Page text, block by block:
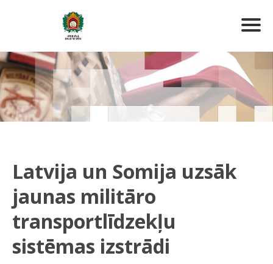
Latvija un Somija uzsāk
jaunas militāro
transportlīdzekļu
sistēmas izstrādi